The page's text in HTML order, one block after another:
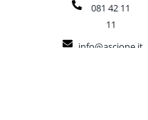
081 42 11
11
info@ascione.it